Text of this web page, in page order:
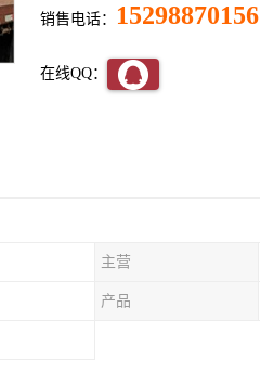
销售电话： 15298870156
在线QQ：
主营
产品